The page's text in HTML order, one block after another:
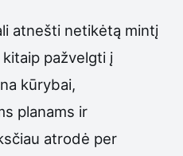
atnešti netikėtą mintį
pažvelgti į
kūrybai,
planams ir
atrodė per